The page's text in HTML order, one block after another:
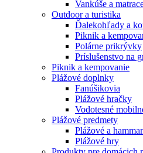
Vankúše a
Outdoor a turistika
Ďalekohľady a
Piknik a
Polárne prikrývky
Príslušenstvo na
Piknik a kempovanie
Plážové doplnky
Fanúšikovia
Plážové hračky
Vodotesné
Plážové predmety
Plážové a
Plážové hry